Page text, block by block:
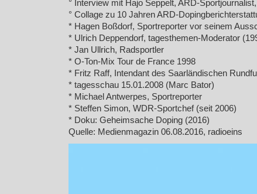
° Interview mit Hajo Seppelt, ARD-
° Collage zu 10 Jahren ARD-
* Hagen Boßdorf, Sportreporter vor seinem
* Ulrich Deppendorf, tagesthemen-Moderator
* Jan Ullrich, Radsportler
* O-Ton-Mix Tour de France 1998
* Fritz Raff, Intendant des Saarländischen
* tagesschau 15.01.2008 (Marc Bator)
* Michael Antwerpes, Sportreporter
* Steffen Simon, WDR-Sportchef (seit 2006)
* Doku: Geheimsache Doping (2016)
Quelle: Medienmagazin 06.08.2016, radioeins